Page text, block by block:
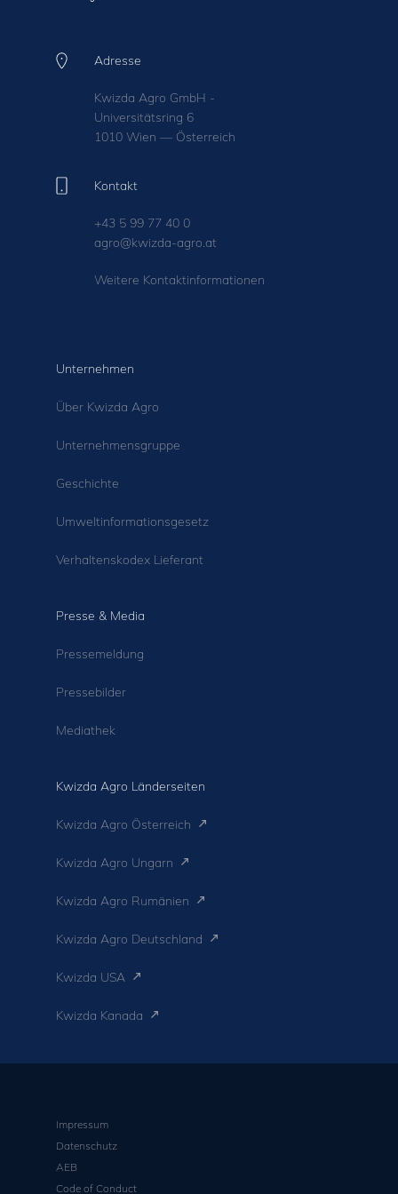
Adresse
Kwizda Agro GmbH -
Universitätsring 6
1010 Wien — Österreich
Kontakt
+43 5 99 77 40 0
agro@kwizda-agro.at
Weitere Kontaktinformationen
Unternehmen
Über Kwizda Agro
Unternehmensgruppe
Geschichte
Umweltinformationsgesetz
Verhaltenskodex Lieferant
Presse & Media
Pressemeldung
Pressebilder
Mediathek
Kwizda Agro Länderseiten
Kwizda Agro Österreich
Kwizda Agro Ungarn
Kwizda Agro Rumänien
Kwizda Agro Deutschland
Kwizda USA
Kwizda Kanada
Impressum
Datenschutz
AEB
Code of Conduct